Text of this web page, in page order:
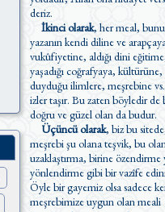
deriz.
İkinci olarak, her meal, bunu
yazanın kendi diline ve
vukûfiyetine, aldığı dini
yaşadığı coğrafyaya,
duyduğu ilimlere, meşrebine
izler taşır. Bu zaten böyledir de belki
doğru ve güzel olan da budur.
Üçüncü olarak, biz bu
meşrebi şu olana teşvik, bu
uzaklaştırma, birine özendirme yada
yönlendirme gibi bir vazîfe
Öyle bir gayemiz olsa sadece
meşrebimize uygun olan meali